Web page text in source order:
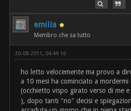
emilia
Membro che sa tutto
30-08-2011, 04:49 16
ho letto velocemente ma provo a
a 10 mesi ha cominciato a
(occhietto vispo girato verso di me
), dopo tanti "no" decisi e